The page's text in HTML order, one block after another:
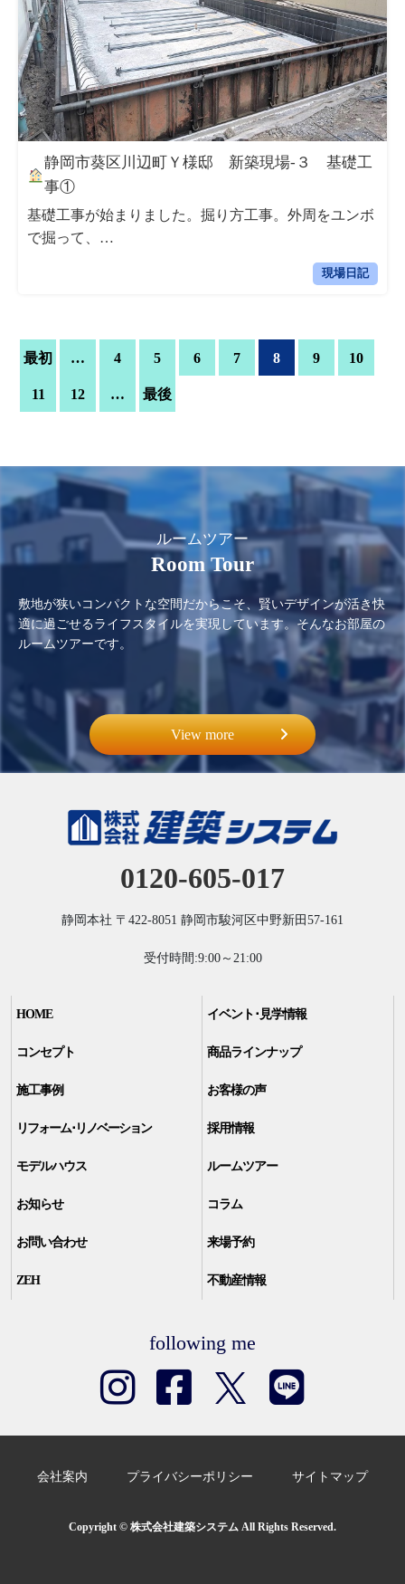
静岡市葵区川辺町Ｙ様邸 新築現場‐３ 基礎工
事①
基礎工事が始まりました。掘り方工事。外周をユンボ
で掘って、…
現場日記
最初 … 4 5 6 7 8 9 10
11 12 … 最後
View more
ルームツアー
Room Tour
敷地が狭いコンパクトな空間だからこそ、賢いデザインが活き快
適に過ごせるライフスタイルを実現しています。そんなお部屋の
ルームツアーです。
0120-605-017
静岡本社 〒422-8051 静岡市駿河区中野新田57-161
受付時間:9:00～21:00
HOME イベント･見学情報
コンセプト 商品ラインナップ
施工事例 お客様の声
リフォーム･リノベーション 採用情報
モデルハウス ルームツアー
お知らせ コラム
お問い合わせ 来場予約
ZEH 不動産情報
following me
会社案内 プライバシーポリシー サイトマップ
Copyright © 株式会社建築システム All Rights Reserved.